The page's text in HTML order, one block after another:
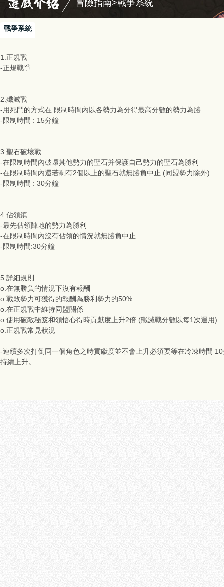
冒險指南>戰爭系統
戰爭系統
1.正規戰
-正規戰爭
2.殲滅戰
-用死鬥的方式在 限制時間內以各勢力為分得最高分數的勢力為勝
-限制時間 : 15分鐘
3.聖石破壞戰
-在限制時間內破壞其他勢力的聖石并保護自己勢力的聖石為勝利
-在限制時間內還若剩有2個以上的聖石就無勝負中止 (同盟勢力除外)
-限制時間 : 30分鐘
4.佔領鎮
-最先佔領陣地的勢力為勝利
-在限制時間內沒有佔領的情況就無勝負中止
-限制時間:30分鐘
5.詳細規則
o.在無勝負的情況下沒有報酬
o.戰敗勢力可獲得的報酬為勝利勢力的50%
o.在正規戰中維持同盟關係
o.使用破敵秘笈和領悟心得時貢獻度上升2倍 (殲滅戰分數以每1次運用)
o.正規戰常見狀況
-連續多次打倒同一個角色之時貢獻度並不會上升必須要等在冷凍時間
持續上升。